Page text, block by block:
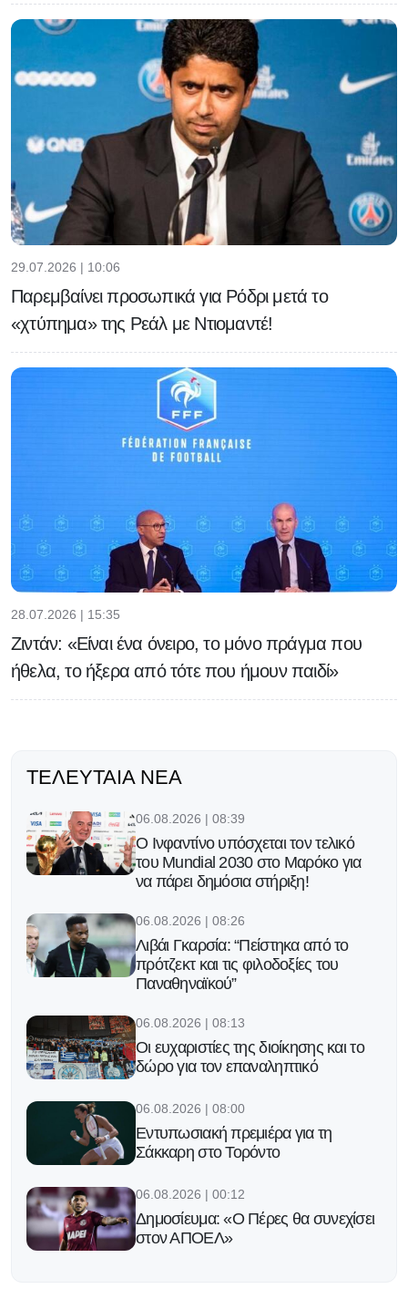
29.07.2026 | 10:06
Παρεμβαίνει προσωπικά για Ρόδρι μετά το
«χτύπημα» της Ρεάλ με Ντιομαντέ!
28.07.2026 | 15:35
Ζιντάν: «Είναι ένα όνειρο, το μόνο πράγμα που
ήθελα, το ήξερα από τότε που ήμουν παιδί»
ΤΕΛΕΥΤΑΊΑ ΝΈΑ
06.08.2026 | 08:39
Ο Ινφαντίνο υπόσχεται τον τελικό
του Μundial 2030 στο Μαρόκο για
να πάρει δημόσια στήριξη!
06.08.2026 | 08:26
Λιβάι Γκαρσία: “Πείστηκα από το
πρότζεκτ και τις φιλοδοξίες του
Παναθηναϊκού”
06.08.2026 | 08:13
Οι ευχαριστίες της διοίκησης και το
δώρο για τον επαναληπτικό
06.08.2026 | 08:00
Εντυπωσιακή πρεμιέρα για τη
Σάκκαρη στο Τορόντο
06.08.2026 | 00:12
Δημοσίευμα: «Ο Πέρες θα συνεχίσει
στον ΑΠΟΕΛ»